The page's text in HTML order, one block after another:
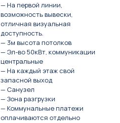
— На первой линии,
возможность вывески,
отличная визуальная
доступность.
— 3м высота потолков
— Эл-во 50кВт, коммуникации
центральные
— На каждый этаж свой
запасной выход
— Санузел
— Зона разгрузки
— Коммунальные платежи
оплачиваются отдельно